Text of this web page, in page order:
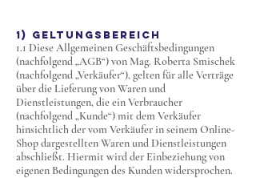
1) Geltungsbereich
1.1 Diese Allgemeinen Geschäftsbedingungen
(nachfolgend „AGB“) von Mag. Roberta Smischek
(nachfolgend „Verkäufer“), gelten für alle Verträge
über die Lieferung von Waren und
Dienstleistungen, die ein Verbraucher
(nachfolgend „Kunde“) mit dem Verkäufer
hinsichtlich der vom Verkäufer in seinem Online-
Shop dargestellten Waren und Dienstleistungen
abschließt. Hiermit wird der Einbeziehung von
eigenen Bedingungen des Kunden widersprochen.